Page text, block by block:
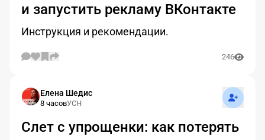
и запустить рекламу ВКонтакте
Инструкция и рекомендации.
246
Елена Шедис
8 часовУСН
Слет с упрощенки: как потерять